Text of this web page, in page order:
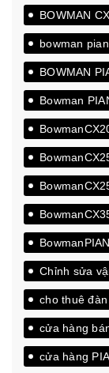
BOWMAN
bowman
BOWMAN
Bowman
Chỉnh sửa
cho thuê
cửa hàng
cửa hàng